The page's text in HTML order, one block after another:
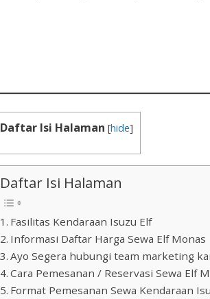
Daftar Isi Halaman [hide]
Daftar Isi Halaman
Fasilitas Kendaraan Isuzu Elf
Informasi Daftar Harga Sewa Elf Monas
Ayo Segera hubungi team marketing
Cara Pemesanan / Reservasi Sewa Elf
Format Pemesanan Sewa Kendaraan